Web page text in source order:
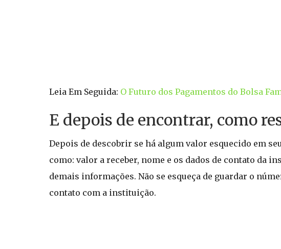
Leia Em Seguida: O Futuro dos Pagamentos do Bolsa
E depois de encontrar, como
Depois de descobrir se há algum valor esquecido em
como: valor a receber, nome e os dados de contato da
demais informações. Não se esqueça de guardar o
contato com a instituição.